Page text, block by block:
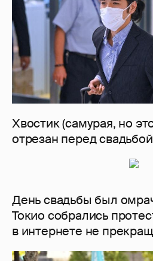
Хвостик (самурая, но
отрезан перед
День свадьбы был
Токио собрались
в интернете не